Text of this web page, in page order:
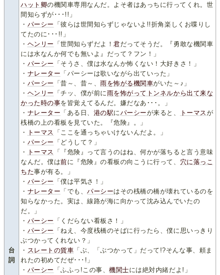
台
詞
ハット卿の機関車専用なんだ。よそ者はあっちに行ってくれ。世
間知らずが･･･!!」
・ パーシー 「彼らは世間知らずじゃないよ!!折角楽しくお喋りし
てたのに･･･!!」
・ ヘンリー 「世間知らずだよ！君だってそうだ。『勇敢な機関車
には水なんか何でも無いよ』だって？フン！」
・ パーシー 「そうさ、僕は水なんか怖くない！大好きさ！」
・ ナレーター 「パーシーは歌いながら出ていった」
・ パーシー 「昔～、昔～、雨を怖がる機関車がいた～♪」
・ ヘンリー 「チッ、僕が前に 雨を怖がってトンネルから出て来な
かった時の事を皆覚えてるんだ。嫌だなあ･･･。」
・ ナレーター 「ある日、 港の駅に パーシーが来ると、 トーマス が
桟橋の上の看板を見ていた。『危険』。」
・
トーマス
「ここを通っちゃいけないんだよ。」
・ パーシー 「どうして？」
・
トーマス
「『危険』って言うのはね、何かが落ちると言う意味
なんだ。僕は前に『危険』の看板の向こうに行って、 穴に落っこ
ちた事が有る。」
・ パーシー 「僕は平気さ！」
・ ナレーター 「でも、パーシーはその桟橋の橋が壊れているのを
知らなかった。実は、線路が海に向かって沈み込んでいたの
だ。」
・ パーシー 「くだらない看板さ！」
・ パーシー 「ねえ、今度桟橋のそばに行ったら、僕に思いっきり
ぶつかってくれない？」
・ スレートの貨車 「ぶ、「ぶつかって」だって!?そんな事、頼ま
れたの初めてだぜ･･･!」
・ パーシー 「ふふっ!この事、機関士には絶対内緒だよ!」